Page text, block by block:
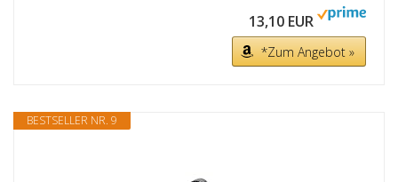
13,10 EUR
*Zum Angebot »
BESTSELLER NR. 9